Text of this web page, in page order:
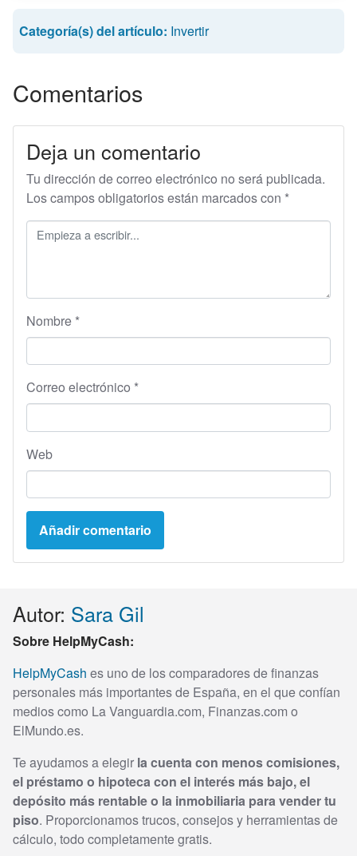
Categoría(s) del artículo: Invertir
Comentarios
Deja un comentario
Tu dirección de correo electrónico no será publicada.
Los campos obligatorios están marcados con *
Nombre *
Correo electrónico *
Web
Autor: Sara Gil
Sobre HelpMyCash:
HelpMyCash es uno de los comparadores de finanzas
personales más importantes de España, en el que confían
medios como La Vanguardia.com, Finanzas.com o
ElMundo.es.
Te ayudamos a elegir la cuenta con menos comisiones,
el préstamo o hipoteca con el interés más bajo, el
depósito más rentable o la inmobiliaria para vender tu
piso. Proporcionamos trucos, consejos y herramientas de
cálculo, todo completamente gratis.